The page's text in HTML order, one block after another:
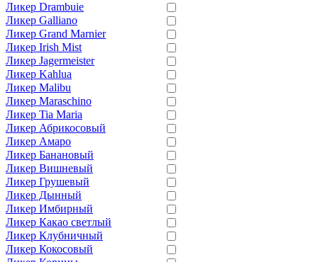
Ликер Drambuie
Ликер Galliano
Ликер Grand Marnier
Ликер Irish Mist
Ликер Jagermeister
Ликер Kahlua
Ликер Malibu
Ликер Maraschino
Ликер Tia Maria
Ликер Абрикосовый
Ликер Амаро
Ликер Банановый
Ликер Вишневый
Ликер Грушевый
Ликер Дынный
Ликер Имбирный
Ликер Какао светлый
Ликер Клубничный
Ликер Кокосовый